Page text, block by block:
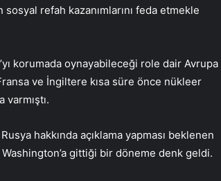
refah kazanımlarını feda etmekle
korumada oynayabileceği role dair Avrupa
ve İngiltere kısa süre önce nükleer
hakkında açıklama yapması beklenen
gittiği bir döneme denk geldi.